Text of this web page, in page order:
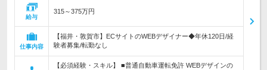
給与
315～375万円
仕事内容
【福井・敦賀市】ECサイトのWEBデザイナー◆年休120日/経
験者募集/転勤なし
【必須経験・スキル】 ■普通自動車運転免許 WEBデザインの